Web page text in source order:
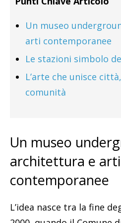
Un museo
arti contemporanee
Le stazioni simbolo
L’arte che unisce
comunità
Un museo
architettura e arti
contemporanee
L’idea nasce tra la fine